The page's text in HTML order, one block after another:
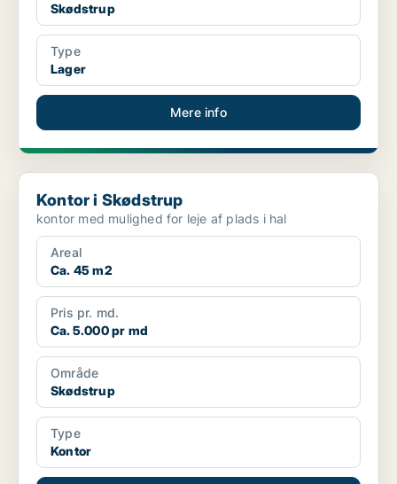
Skødstrup
Type
Lager
Mere info
Kontor i Skødstrup
Kontor i Skødstrup
kontor med mulighed for leje af plads i hal
Areal
Ca. 45 m2
Pris pr. md.
Ca. 5.000 pr md
Område
Skødstrup
Type
Kontor